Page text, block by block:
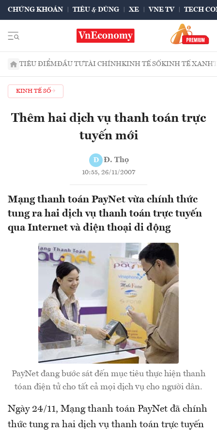
CHỨNG KHOÁN TIÊU & DÙNG XE VNE TV TECH
TIÊU ĐIỂMĐẦU TƯTÀI CHÍNHKINH TẾ SỐKINH TẾ XANH
KINH TẾ SỐ
Thêm hai dịch vụ thanh toán trực
tuyến mới
Đ Đ. Thọ
10:55, 26/11/2007
Mạng thanh toán PayNet vừa chính thức
tung ra hai dịch vụ thanh toán trực tuyến
qua Internet và điện thoại di động
PayNet đang bước sát đến mục tiêu thực hiện thanh
tóan điện tử cho tất cả mọi dịch vụ cho người dân.
Ngày 24/11, Mạng thanh toán PayNet đã chính
thức tung ra hai dịch vụ thanh toán trực tuyến